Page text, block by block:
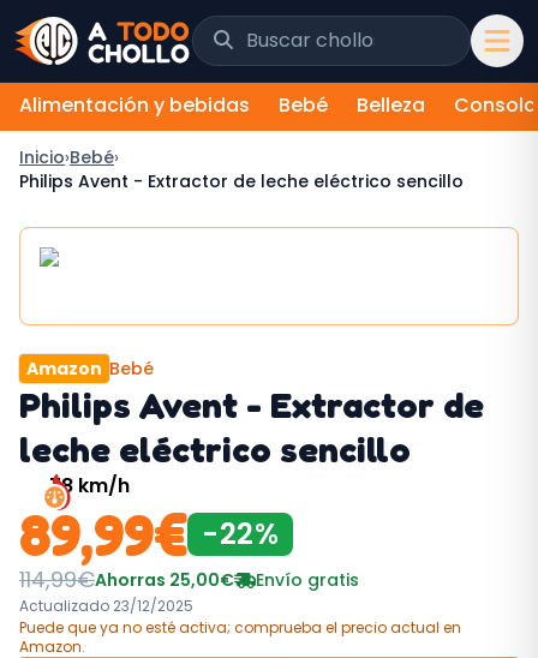
Saltar al contenido
Buscar chollos y tiendas
Alimentación y bebidas Bebé Belleza
Inicio›Bebé›
Philips Avent - Extractor de leche eléctrico sencillo
Amazon Bebé
Philips Avent - Extractor de
leche eléctrico sencillo
78 km/h
89,99€ -22%
114,99€Ahorras 25,00€ Envío gratis
Actualizado 23/12/2025
Puede que ya no esté activa; comprueba el precio actual en
Amazon.